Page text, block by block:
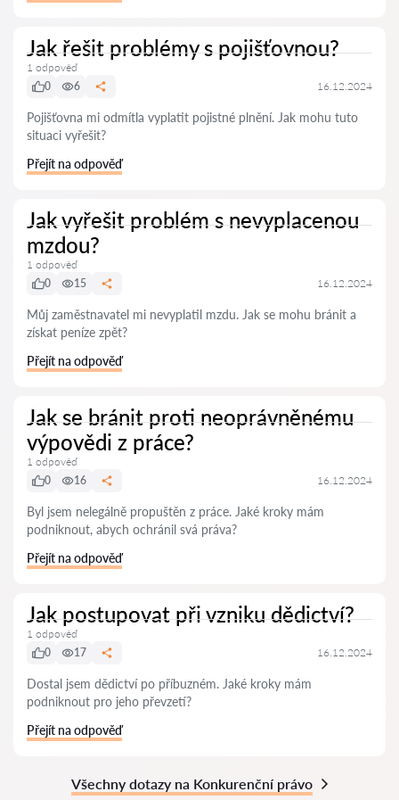
Jak řešit problémy s pojišťovnou?
1 odpověď
0
6 16.12.2024
Pojišťovna mi odmítla vyplatit pojistné plnění. Jak mohu tuto
situaci vyřešit?
Přejít na odpověď
Jak vyřešit problém s nevyplacenou
mzdou?
1 odpověď
0
15 16.12.2024
Můj zaměstnavatel mi nevyplatil mzdu. Jak se mohu bránit a
získat peníze zpět?
Přejít na odpověď
Jak se bránit proti neoprávněnému
výpovědi z práce?
1 odpověď
0
16 16.12.2024
Byl jsem nelegálně propuštěn z práce. Jaké kroky mám
podniknout, abych ochránil svá práva?
Přejít na odpověď
Jak postupovat při vzniku dědictví?
1 odpověď
0
17 16.12.2024
Dostal jsem dědictví po příbuzném. Jaké kroky mám
podniknout pro jeho převzetí?
Přejít na odpověď
Všechny dotazy na Konkurenční právo